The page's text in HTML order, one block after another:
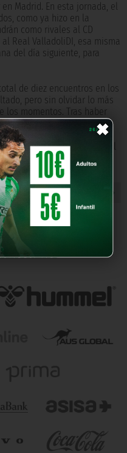
×
Madrid. En esta jornada, el
como ya hizo en la
como rivales al CD
Real ValladoliDI, esa misma
del día siguiente, para
de diez encuentros en los
pero sin olvidar lo más
los momentos. Tras haber
desde su nacimiento, esta
y sin lugar a duda,
bandera valores como el
NOTICIA SIGUIENTE »